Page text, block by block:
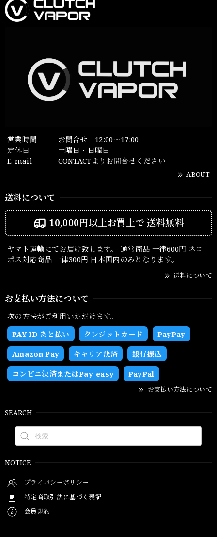
営業時間
お問合せ 12:00～17:00
定休日
土曜日・日曜日
E-mail
CONTACTよりお問合せください
ABOUT
送料について
10,000円以上お買上で送料無料
ヤマト運輸にてお届け致します。 通常商品 一律600円 ネコ
ポス対応商品 一律300円 日本国内のみとなります。
送料について
お支払い方法について
次の方法がご利用いただけます。
PAY ID あと払い
クレジットカード PayPay
Amazon Pay キャリア決済 銀行振込
コンビニ決済またはPay-easy PayPal
お支払い方法について
SEARCH
NOTICE
プライバシーポリシー
特定商取引法に基づく表記
会員規約